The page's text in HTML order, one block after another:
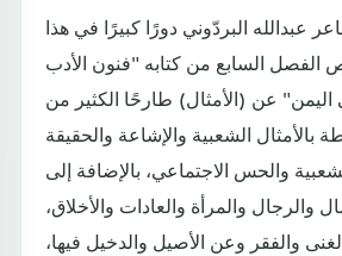
عبدالله البردّوني دورًا كبيرًا في هذا
السابع من كتابه "فنون الأدب
عن (الأمثال) طارحًا الكثير من
بالأمثال الشعبية والإشاعة والحقيقة
والحس الاجتماعي، بالإضافة إلى
والرجال والمرأة والعادات والأخلاق،
والفقر وعن الأصيل والدخيل فيها،